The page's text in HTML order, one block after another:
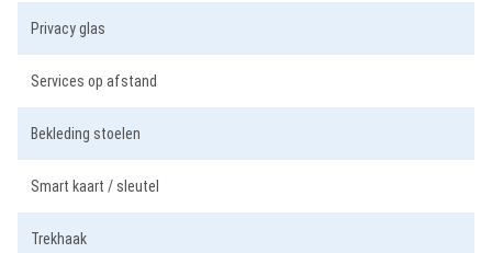
Privacy glas
Services op afstand
Bekleding stoelen
Smart kaart / sleutel
Trekhaak